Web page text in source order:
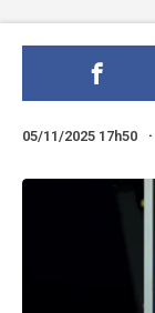
05/11/2025 17h50